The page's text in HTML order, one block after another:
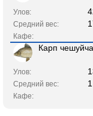
Улов:
Средний вес:
Кафе:
Карп
Улов:
Средний вес:
Кафе: